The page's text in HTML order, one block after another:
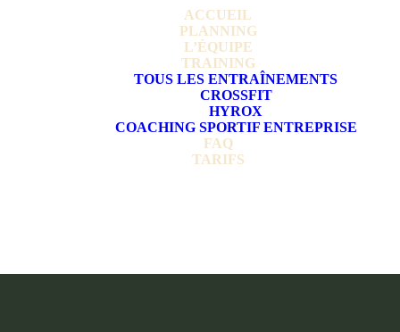
ACCUEIL
PLANNING
L’ÉQUIPE
TRAINING
TOUS LES ENTRAÎNEMENTS
CROSSFIT
HYROX
COACHING SPORTIF ENTREPRISE
FAQ
TARIFS